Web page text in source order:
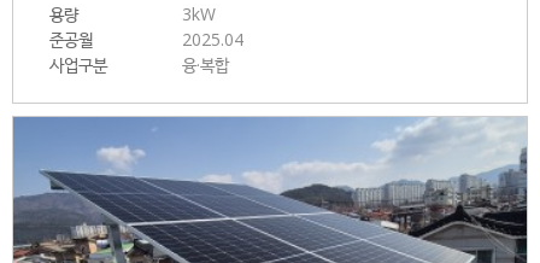
용량
3kW
준공월
2025.04
사업구분
융·복합